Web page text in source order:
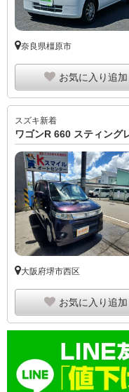
奈良県橿原市
お気に入り追加
スズキ新着
ワゴンR 660 スティング
大阪府堺市西区
お気に入り追加